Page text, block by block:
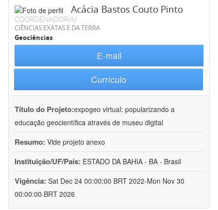
Acácia Bastos Couto Pinto
COORDENADOR(A)
CIÊNCIAS EXATAS E DA TERRA
Geociências
E-mail
Currículo
Título do Projeto:expogeo virtual: popularizando a
educação geocientífica através de museu digital
Resumo: Vide projeto anexo
Instituição/UF/País: ESTADO DA BAHIA - BA - Brasil
Vigência: Sat Dec 24 00:00:00 BRT 2022-Mon Nov 30
00:00:00 BRT 2026